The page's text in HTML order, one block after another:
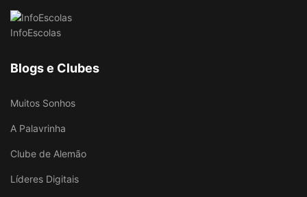
InfoEscolas
Blogs e Clubes
Muitos Sonhos
A Palavrinha
Clube de Alemão
Líderes Digitais